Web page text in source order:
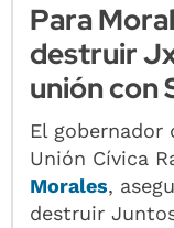
Para
destruir
unión con
El gobernador
Unión Cívica
Morales,
destruir